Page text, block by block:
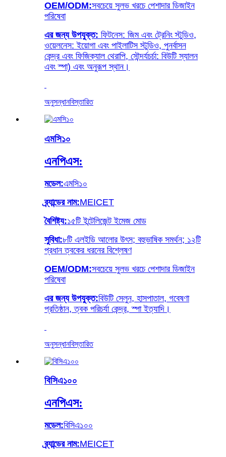
OEM/ODM:সবচেয়ে সুলভ খরচে পেশাদার ডিজাইন
পরিষেবা
এর জন্য উপযুক্ত: ফিটনেস: জিম এবং ট্রেনিং স্টুডিও,
ওয়েলনেস: ইয়োগা এবং পাইলাটিস স্টুডিও, পুনর্বাসন
কেন্দ্র এবং ফিজিক্যাল থেরাপি, সৌন্দর্যচর্চা: বিউটি স্যালন
এবং স্পা) এবং অনুরূপ স্থান।
অনুসন্ধানবিস্তারিত
এমসি১০
এনপিএস:
মডেল:এমসি১০
ব্র্যান্ডের নাম:MEICET
বৈশিষ্ট্য:১৫টি ইন্টেলিজেন্ট ইমেজ মোড
সুবিধা:৮টি এলইডি আলোর উৎস; বহুভাষিক সমর্থন; ১২টি
প্রধান ত্বকের ধরনের বিশ্লেষণ
OEM/ODM:সবচেয়ে সুলভ খরচে পেশাদার ডিজাইন
পরিষেবা
এর জন্য উপযুক্ত:বিউটি সেলুন, হাসপাতাল, গবেষণা
প্রতিষ্ঠান, ত্বক পরিচর্যা কেন্দ্র, স্পা ইত্যাদি।
অনুসন্ধানবিস্তারিত
বিসিএ১০০
এনপিএস:
মডেল:বিসিএ১০০
ব্র্যান্ডের নাম:MEICET